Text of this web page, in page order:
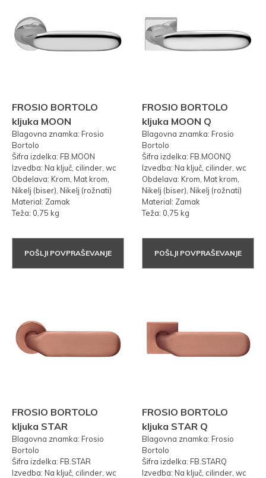
FROSIO BORTOLO
kljuka MOON
Blagovna znamka: Frosio
Bortolo
Šifra izdelka: FB.MOON
Izvedba: Na ključ, cilinder, wc
Obdelava: Krom, Mat krom,
Nikelj (biser), Nikelj (rožnati)
Material: Zamak
Teža: 0,75 kg
POŠLJI POVPRAŠEVANJE
FROSIO BORTOLO
kljuka MOON Q
Blagovna znamka: Frosio
Bortolo
Šifra izdelka: FB.MOONQ
Izvedba: Na ključ, cilinder, wc
Obdelava: Krom, Mat krom,
Nikelj (biser), Nikelj (rožnati)
Material: Zamak
Teža: 0,75 kg
POŠLJI POVPRAŠEVANJE
FROSIO BORTOLO
kljuka STAR
Blagovna znamka: Frosio
Bortolo
Šifra izdelka: FB.STAR
Izvedba: Na ključ, cilinder, wc
FROSIO BORTOLO
kljuka STAR Q
Blagovna znamka: Frosio
Bortolo
Šifra izdelka: FB.STARQ
Izvedba: Na ključ, cilinder, wc